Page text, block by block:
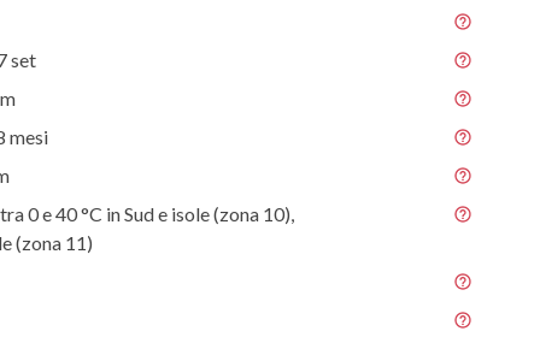
set
mesi
0 e 40 °C in Sud e isole (zona 10),
(zona 11)